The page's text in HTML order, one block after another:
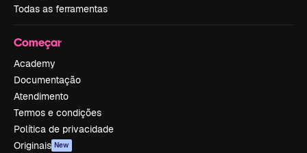
Todas as ferramentas
Começar
Academy
Documentação
Atendimento
Termos e condições
Política de privacidade
Originais New